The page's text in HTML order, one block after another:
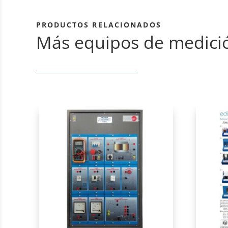
PRODUCTOS RELACIONADOS
Más equipos de